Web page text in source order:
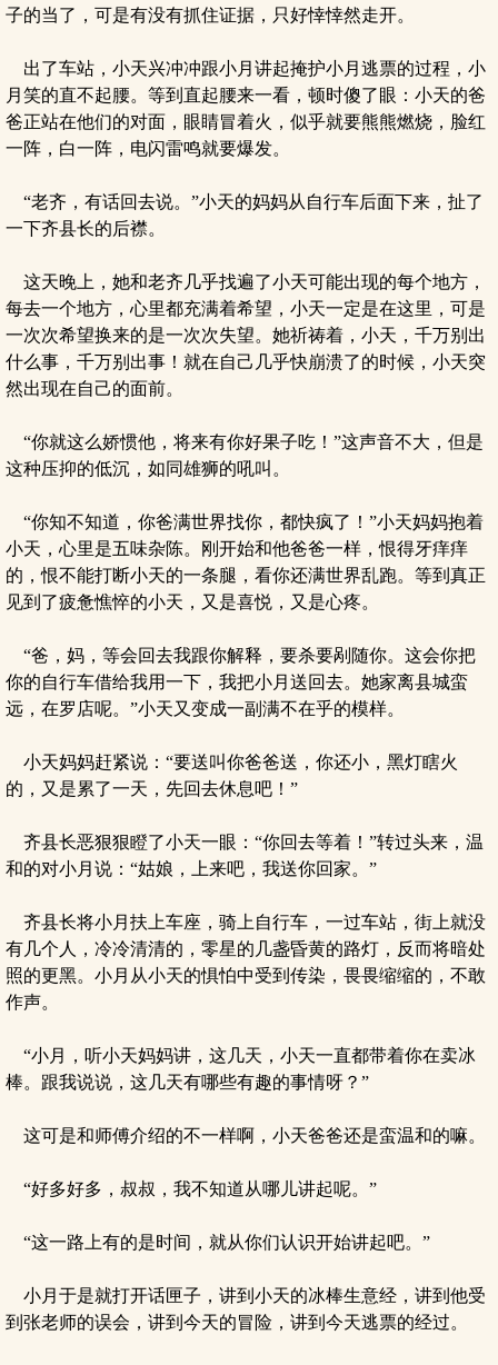
子的当了，可是有没有抓住证据，只好悻悻然走开。
出了车站，小天兴冲冲跟小月讲起掩护小月逃票的过程，小
月笑的直不起腰。等到直起腰来一看，顿时傻了眼：小天的爸
爸正站在他们的对面，眼睛冒着火，似乎就要熊熊燃烧，脸红
一阵，白一阵，电闪雷鸣就要爆发。
“老齐，有话回去说。”小天的妈妈从自行车后面下来，扯了
一下齐县长的后襟。
这天晚上，她和老齐几乎找遍了小天可能出现的每个地方，
每去一个地方，心里都充满着希望，小天一定是在这里，可是
一次次希望换来的是一次次失望。她祈祷着，小天，千万别出
什么事，千万别出事！就在自己几乎快崩溃了的时候，小天突
然出现在自己的面前。
“你就这么娇惯他，将来有你好果子吃！”这声音不大，但是
这种压抑的低沉，如同雄狮的吼叫。
“你知不知道，你爸满世界找你，都快疯了！”小天妈妈抱着
小天，心里是五味杂陈。刚开始和他爸爸一样，恨得牙痒痒
的，恨不能打断小天的一条腿，看你还满世界乱跑。等到真正
见到了疲惫憔悴的小天，又是喜悦，又是心疼。
“爸，妈，等会回去我跟你解释，要杀要剐随你。这会你把
你的自行车借给我用一下，我把小月送回去。她家离县城蛮
远，在罗店呢。”小天又变成一副满不在乎的模样。
小天妈妈赶紧说：“要送叫你爸爸送，你还小，黑灯瞎火
的，又是累了一天，先回去休息吧！”
齐县长恶狠狠瞪了小天一眼：“你回去等着！”转过头来，温
和的对小月说：“姑娘，上来吧，我送你回家。”
齐县长将小月扶上车座，骑上自行车，一过车站，街上就没
有几个人，冷冷清清的，零星的几盏昏黄的路灯，反而将暗处
照的更黑。小月从小天的惧怕中受到传染，畏畏缩缩的，不敢
作声。
“小月，听小天妈妈讲，这几天，小天一直都带着你在卖冰
棒。跟我说说，这几天有哪些有趣的事情呀？”
这可是和师傅介绍的不一样啊，小天爸爸还是蛮温和的嘛。
“好多好多，叔叔，我不知道从哪儿讲起呢。”
“这一路上有的是时间，就从你们认识开始讲起吧。”
小月于是就打开话匣子，讲到小天的冰棒生意经，讲到他受
到张老师的误会，讲到今天的冒险，讲到今天逃票的经过。